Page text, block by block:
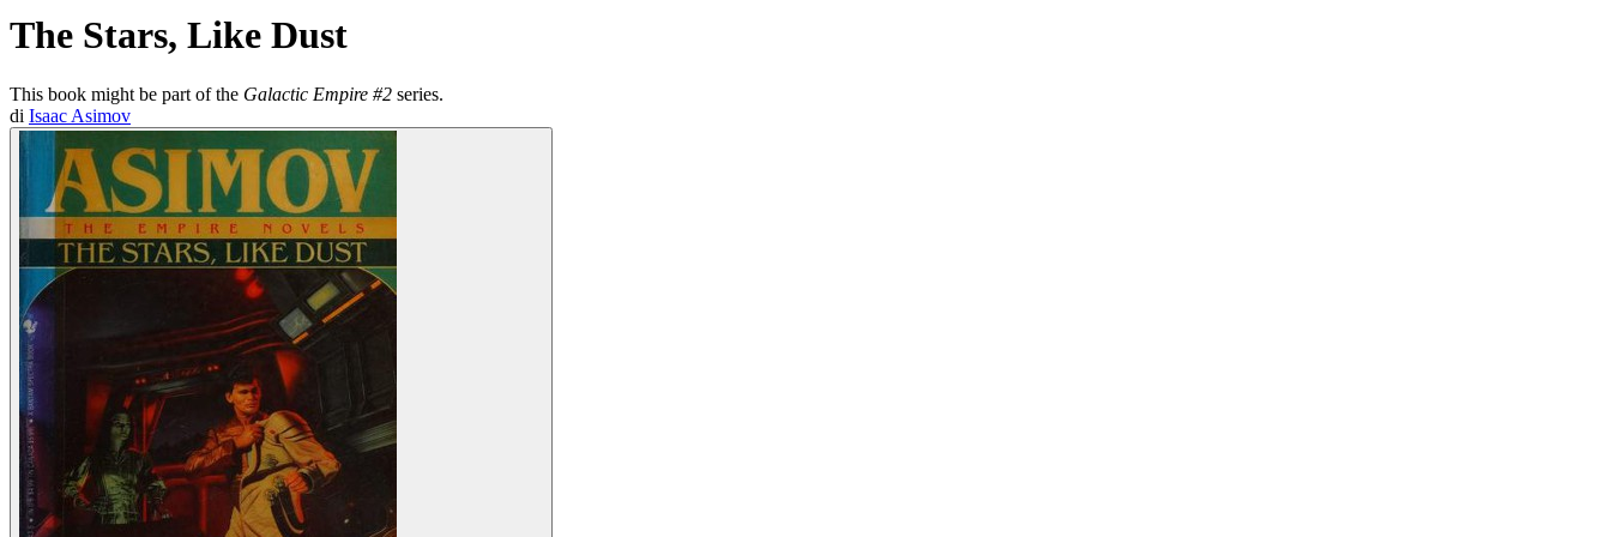
The Stars, Like Dust
This book might be part of the Galactic Empire #2 series.
di Isaac Asimov